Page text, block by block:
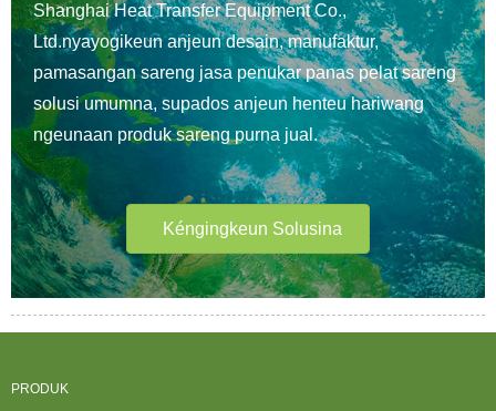
Shanghai Heat Transfer Equipment Co.,
Ltd.nyayogikeun anjeun desain, manufaktur,
pamasangan sareng jasa penukar panas pelat sareng
solusi umumna, supados anjeun henteu hariwang
ngeunaan produk sareng purna jual.
Kéngingkeun Solusina
PRODUK